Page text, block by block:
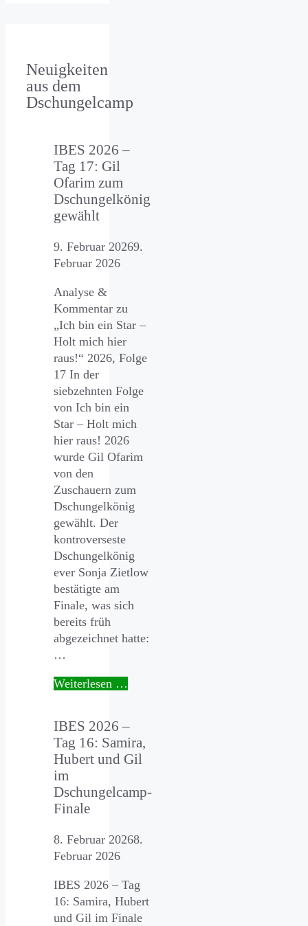
Neuigkeiten
aus dem
Dschungelcamp
IBES 2026 –
Tag 17: Gil
Ofarim zum
Dschungelkönig
gewählt
9. Februar 20269.
Februar 2026
Analyse &
Kommentar zu
„Ich bin ein Star –
Holt mich hier
raus!“ 2026, Folge
17 In der
siebzehnten Folge
von Ich bin ein
Star – Holt mich
hier raus! 2026
wurde Gil Ofarim
von den
Zuschauern zum
Dschungelkönig
gewählt. Der
kontroverseste
Dschungelkönig
ever Sonja Zietlow
bestätigte am
Finale, was sich
bereits früh
abgezeichnet hatte:
…
Weiterlesen …
IBES 2026 –
Tag 16: Samira,
Hubert und Gil
im
Dschungelcamp-
Finale
8. Februar 20268.
Februar 2026
IBES 2026 – Tag
16: Samira, Hubert
und Gil im Finale